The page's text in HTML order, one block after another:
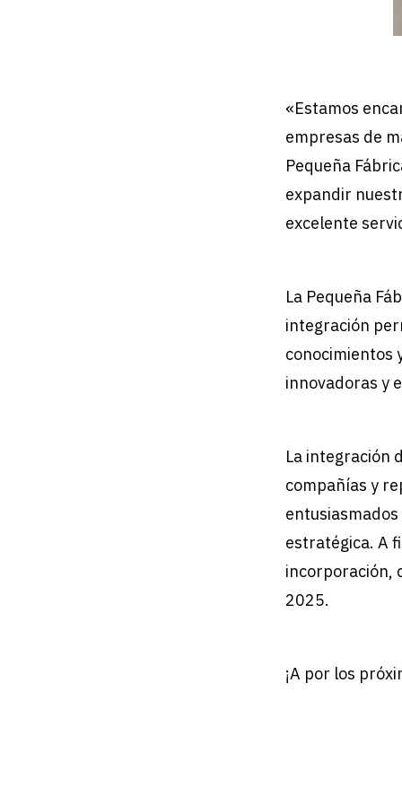
«Estamos
empresas de
Pequeña
expandir
excelente
La Pequeña
integración
conocimientos
innovadoras y
La integración
compañías y
estratégica. A
incorporación,
2025.
¡A por los